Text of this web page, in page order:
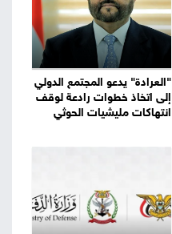
"العرادة" يدعو المجتمع الدولي
إلى اتخاذ خطوات رادعة لوقف
انتهاكات مليشيات الحوثي